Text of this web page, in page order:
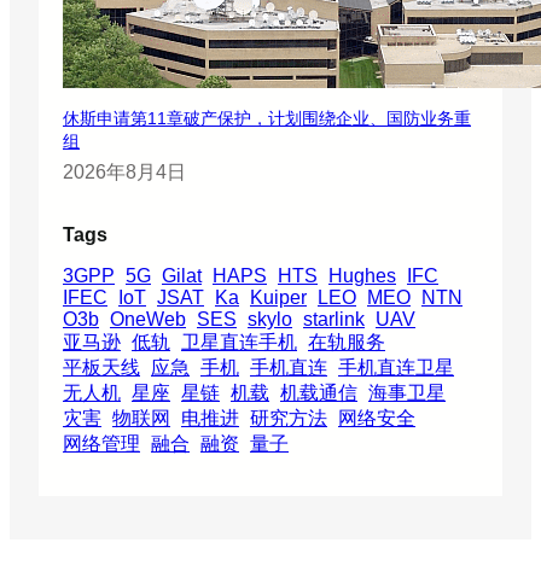
休斯申请第11章破产保护，计划围绕企业、国防业务重
组
2026年8月4日
Tags
3GPP 5G Gilat HAPS HTS Hughes
IFC
IFEC
IoT JSAT Ka Kuiper LEO MEO
NTN
O3b OneWeb SES skylo starlink UAV
亚马逊 低轨 卫星直连手机 在轨服务
平板天线 应急 手机 手机直连 手机直连卫星
无人机 星座 星链 机载 机载通信 海事卫星
灾害 物联网 电推进 研究方法
网络安全
网络管理 融合 融资 量子